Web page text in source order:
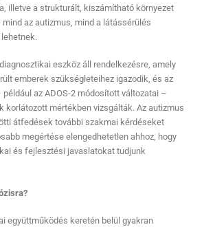
illetve a strukturált, kiszámítható környezet
az autizmus, mind a látássérülés
eszköz áll rendelkezésre, amely
emberek szükségleteihez igazodik, és az
az ADOS-2 módosított változatai –
korlátozott mértékben vizsgálták. Az autizmus
átfedések további szakmai kérdéseket
megértése elengedhetetlen ahhoz, hogy
és fejlesztési javaslatokat tudjunk
együttműködés keretén belül gyakran